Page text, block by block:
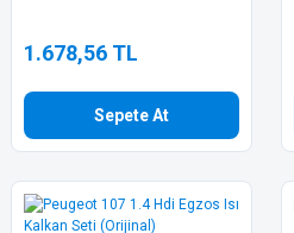
1.678,56 TL
Sepete At